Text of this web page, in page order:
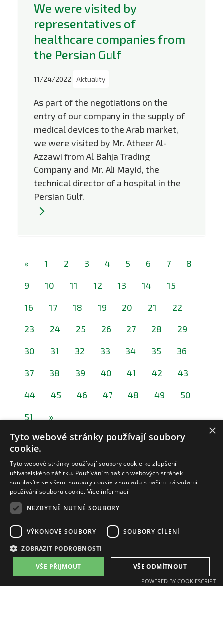
We were visited by
representatives of
healthcare companies from
the Persian Gulf
11/24/2022 Aktuality
As part of the negotiations on the
entry of our company in the supply of
medical devices to the Arab market,
we were visited by Mr. Atheer Al-
Azzawi from Al Bahja Trading
Company and Mr. Ali Mayid, the
technical director of a hospital in the
Persian Gulf.
« 1 2 3 4 5 6 7
8
9
10 11 12 13 14
15
16
17 18 19 20 21
22
23
24 25 26 27 28
29
30
31 32 33 34 35
36
37
38 39 40 41 42
43
44
45 46 47 48 49
50
51
»
email:
zat@zat.cz
+420 318 652 111
phone number::+420 377 438 111
Branches:
Příbram, K Podlesí 541
×
Tyto webové stránky používají soubory
cookie.
Tyto webové stránky používají soubory cookie ke zlepšení
uživatelského zážitku. Používáním našich webových stránek
souhlasíte se všemi soubory cookie v souladu s našimi zásadami
používání souborů cookie. Více informací
NEZBYTNĚ NUTNÉ SOUBORY
VÝKONOVÉ SOUBORY SOUBORY CÍLENÍ
ZOBRAZIT PODROBNOSTI
VŠE PŘIJMOUT VŠE ODMÍTNOUT
POWERED BY COOKIESCRIPT